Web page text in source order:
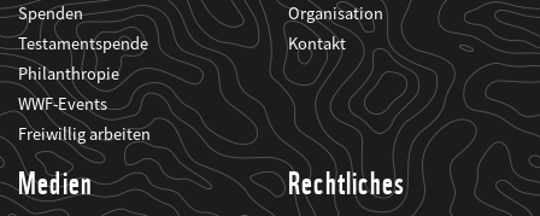
Spenden
Testamentspende
Philanthropie
WWF-Events
Freiwillig arbeiten
Organisation
Kontakt
Medien Rechtliches